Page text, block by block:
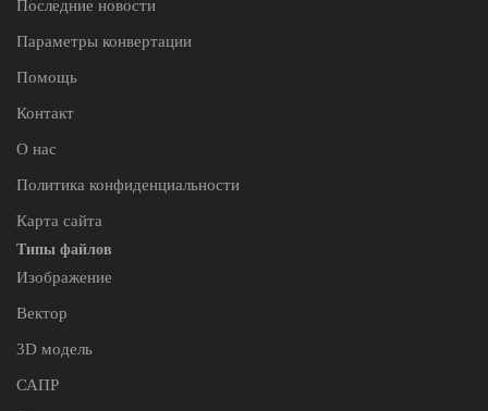
Последние новости
Параметры конвертации
Помощь
Контакт
О нас
Политика конфиденциальности
Карта сайта
Типы файлов
Изображение
Вектор
3D модель
САПР